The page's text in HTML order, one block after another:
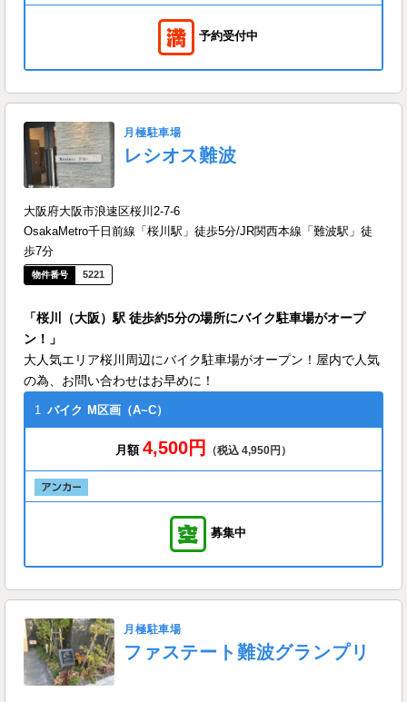
予約受付中
月極駐車場
レシオス難波
大阪府大阪市浪速区桜川2-7-6
OsakaMetro千日前線「桜川駅」徒歩5分/JR関西本線「難波駅」徒
歩7分
5221
「桜川（大阪）駅 徒歩約5分の場所にバイク駐車場がオープ
ン！」
大人気エリア桜川周辺にバイク駐車場がオープン！屋内で人気
の為、お問い合わせはお早めに！
1 バイク M区画（A~C）
月額 4,500円 （税込 4,950円）
募集中
月極駐車場
ファステート難波グランプリ